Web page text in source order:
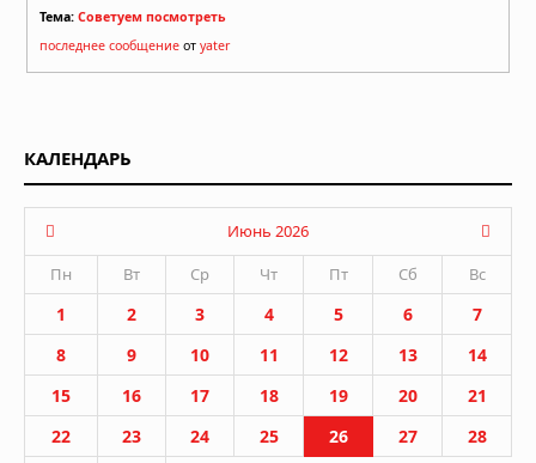
Тема: Советуем посмотреть
последнее сообщение от yater
КАЛЕНДАРЬ
Июнь 2026
Пн
Вт Ср Чт Пт Сб Вс
1 2 3 4 5 6
7
8
9 10 11 12 13
14
15
16 17 18 19 20
21
22
23 24 25 26 27
28